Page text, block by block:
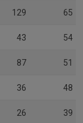
129 65
43 54
87 51
36 48
26 39